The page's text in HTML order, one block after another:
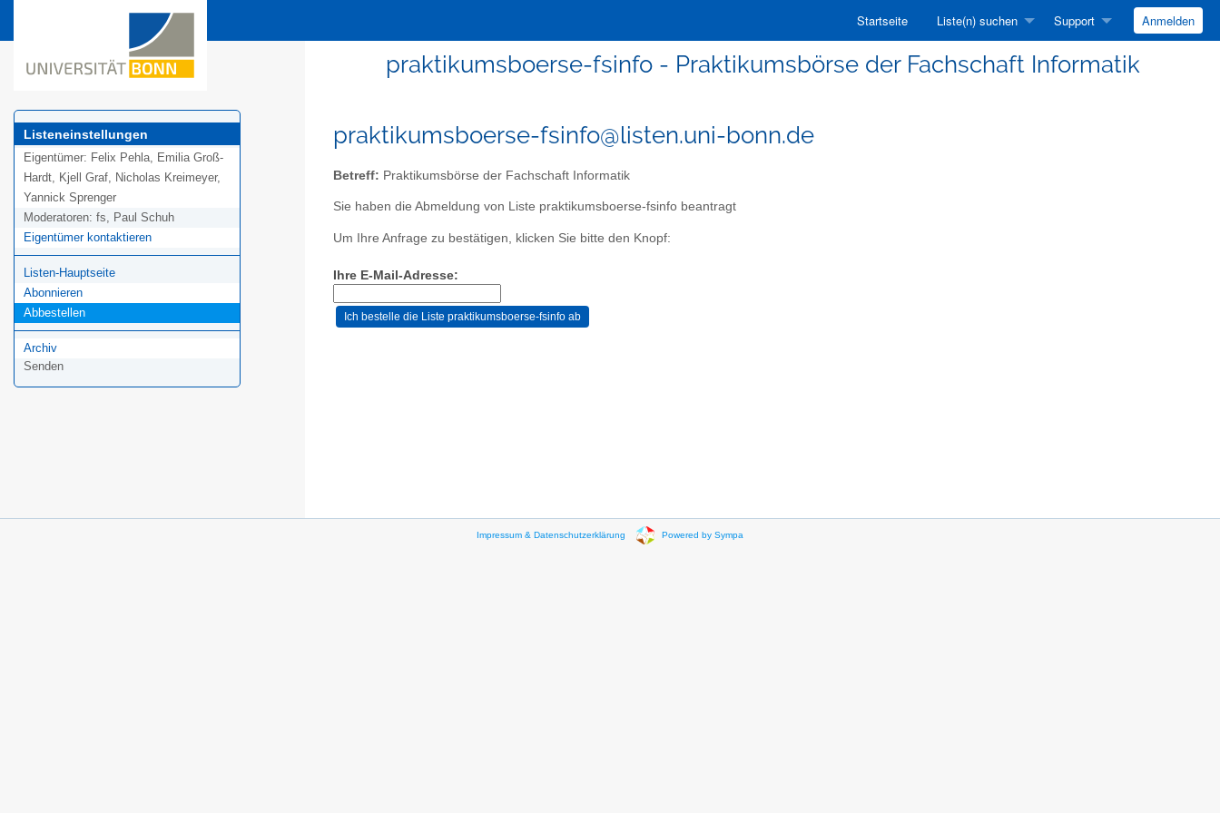
Startseite Liste(n) suchen Support Anmelden
praktikumsboerse-fsinfo - Praktikumsbörse der Fachschaft Informatik
Listeneinstellungen
Eigentümer: Felix Pehla, Emilia Groß-
Hardt, Kjell Graf, Nicholas Kreimeyer,
Yannick Sprenger
Moderatoren: fs, Paul Schuh
Eigentümer kontaktieren
Listen-Hauptseite
Abonnieren
Abbestellen
Archiv
Senden
praktikumsboerse-fsinfo@listen.uni-bonn.de
Betreff: Praktikumsbörse der Fachschaft Informatik
Sie haben die Abmeldung von Liste praktikumsboerse-fsinfo beantragt
Um Ihre Anfrage zu bestätigen, klicken Sie bitte den Knopf:
Ihre E-Mail-Adresse:
Impressum & Datenschutzerklärung Powered by Sympa